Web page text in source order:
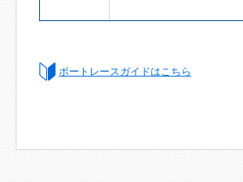
ボートレースガイドはこちら